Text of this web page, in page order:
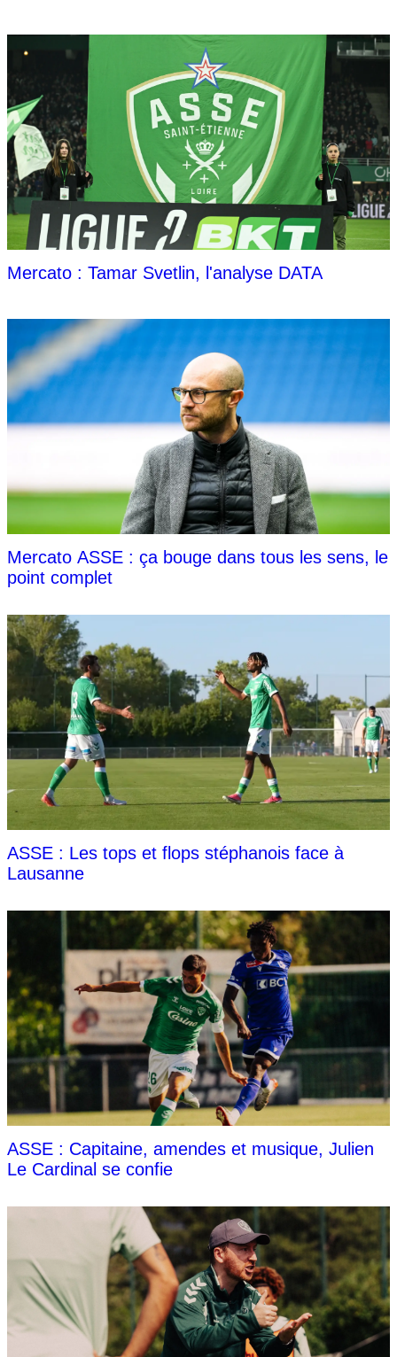
Mercato : Tamar Svetlin, l'analyse DATA
Mercato ASSE : ça bouge dans tous les sens, le
point complet
ASSE : Les tops et flops stéphanois face à
Lausanne
ASSE : Capitaine, amendes et musique, Julien
Le Cardinal se confie